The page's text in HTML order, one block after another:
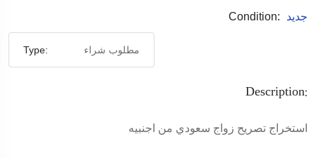
Condition:
جديد
Type: مطلوب شراء
Description:
استخراج تصريح زواج سعودي من اجنبيه